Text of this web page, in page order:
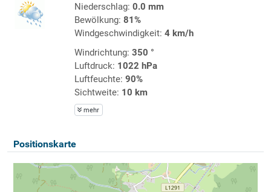
Niederschlag: 0.0 mm
Bewölkung: 81%
Windgeschwindigkeit: 4 km/h
Windrichtung: 350 °
Luftdruck: 1022 hPa
Luftfeuchte: 90%
Sichtweite: 10 km
mehr
Positionskarte